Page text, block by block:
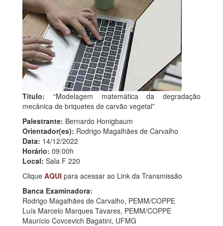
Título: “Modelagem matemática da degradação
mecânica de briquetes de carvão vegetal”
Palestrante: Bernardo Honigbaum
Orientador(es): Rodrigo Magalhães de Carvalho
Data: 14/12/2022
Horário: 09:00h
Local: Sala F 220
Clique AQUI para acessar ao Link da Transmissão
Banca Examinadora:
Rodrigo Magalhães de Carvalho, PEMM/COPPE
Luís Marcelo Marques Tavares, PEMM/COPPE
Maurício Covcevich Bagatini, UFMG